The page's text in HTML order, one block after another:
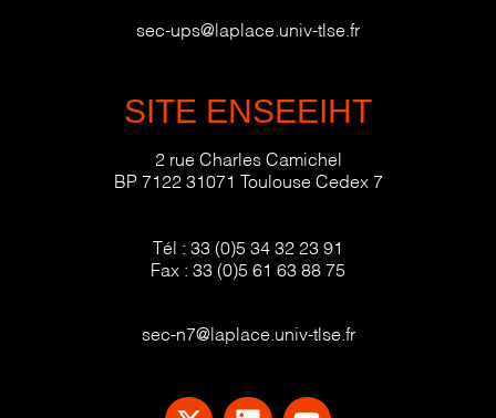
sec-ups@laplace.univ-tlse.fr
SITE ENSEEIHT
2 rue Charles Camichel
BP 7122 31071 Toulouse Cedex 7
Tél : 33 (0)5 34 32 23 91
Fax : 33 (0)5 61 63 88 75
sec-n7@laplace.univ-tlse.fr